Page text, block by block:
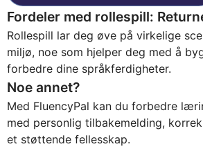
Fordeler med rollespill:
Rollespill lar deg øve på virkelige
miljø, noe som hjelper deg med å
forbedre dine språkferdigheter.
Noe annet?
Med FluencyPal kan du forbedre
med personlig tilbakemelding,
et støttende fellesskap.